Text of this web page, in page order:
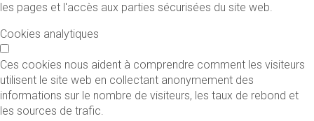
les pages et l'accès aux parties sécurisées du site web.
Cookies analytiques
Ces cookies nous aident à comprendre comment les visiteurs
utilisent le site web en collectant anonymement des
informations sur le nombre de visiteurs, les taux de rebond et
les sources de trafic.